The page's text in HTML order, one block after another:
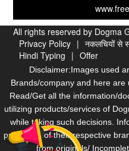
All rights reserved by Dogma
Privacy Policy | नकलचियों से
Hindi Typing | Offer
Disclaimer:Images used
Brands/company and here are
Read/Get all the information/
utilizing products/services of
while taking such decisions.
properties of their respective
from originals/